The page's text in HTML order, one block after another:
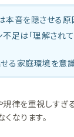
本音を隠させる原
足は「理解され
る家庭環境を意
律を重視しすぎ
なります。